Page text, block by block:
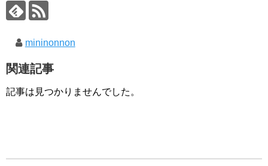
mininonnon
関連記事
記事は見つかりませんでした。